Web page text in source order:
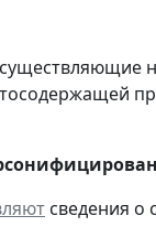
сведения о